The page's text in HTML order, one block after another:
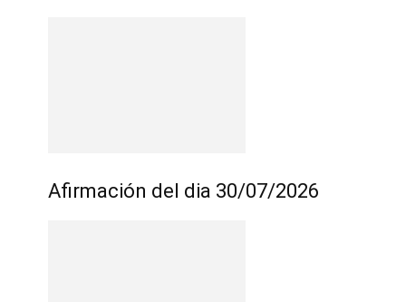
Afirmación del dia 30/07/2026